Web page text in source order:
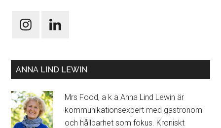
ANNA LIND LEWIN
Mrs Food, a k a Anna Lind Lewin är
kommunikationsexpert med gastronomi
och hållbarhet som fokus. Kroniskt